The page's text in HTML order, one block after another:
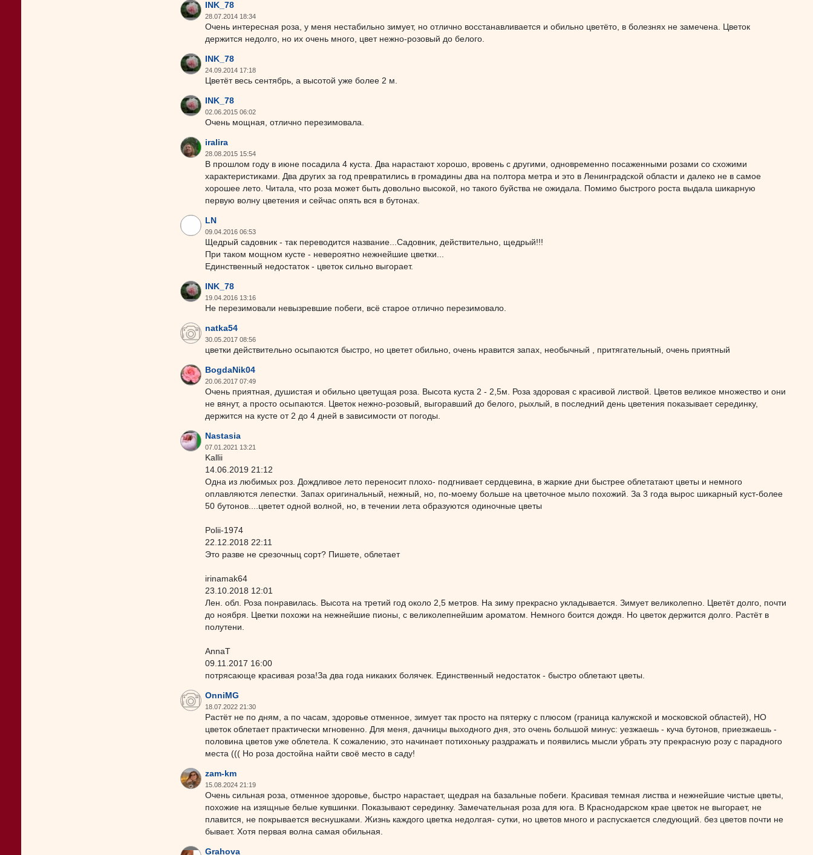
INK_78
28.07.2014 18:34
Очень интересная роза, у меня нестабильно зимует, но отлично восстанавливается и обильно цветёто, в болезнях не замечена. Цветок
держится недолго, но их очень много, цвет нежно-розовый до белого.
INK_78
24.09.2014 17:18
Цветёт весь сентябрь, а высотой уже более 2 м.
INK_78
02.06.2015 06:02
Очень мощная, отлично перезимовала.
iralira
28.08.2015 15:54
В прошлом году в июне посадила 4 куста. Два нарастают хорошо, вровень с другими, одновременно посаженными розами со схожими
характеристиками. Два других за год превратились в громадины два на полтора метра и это в Ленинградской области и далеко не в самое
хорошее лето. Читала, что роза может быть довольно высокой, но такого буйства не ожидала. Помимо быстрого роста выдала шикарную
первую волну цветения и сейчас опять вся в бутонах.
LN
09.04.2016 06:53
Щедрый садовник - так переводится название...Садовник, действительно, щедрый!!!
При таком мощном кусте - невероятно нежнейшие цветки...
Единственный недостаток - цветок сильно выгорает.
INK_78
19.04.2016 13:16
Не перезимовали невызревшие побеги, всё старое отлично перезимовало.
natka54
30.05.2017 08:56
цветки действительно осыпаются быстро, но цветет обильно, очень нравится запах, необычный , притягательный, очень приятный
BogdaNik04
20.06.2017 07:49
Очень приятная, душистая и обильно цветущая роза. Высота куста 2 - 2,5м. Роза здоровая с красивой листвой. Цветов великое множество и они
не вянут, а просто осыпаются. Цветок нежно-розовый, выгоравший до белого, рыхлый, в последний день цветения показывает серединку,
держится на кусте от 2 до 4 дней в зависимости от погоды.
Nastasia
07.01.2021 13:21
Kallii
14.06.2019 21:12
Одна из любимых роз. Дождливое лето переносит плохо- подгнивает сердцевина, в жаркие дни быстрее облетатают цветы и немного
оплавляются лепестки. Запах оригинальный, нежный, но, по-моему больше на цветочное мыло похожий. За 3 года вырос шикарный куст-более
50 бутонов....цветет одной волной, но, в течении лета образуются одиночные цветы
Polii-1974
22.12.2018 22:11
Это разве не срезочныц сорт? Пишете, облетает
irinamak64
23.10.2018 12:01
Лен. обл. Роза понравилась. Высота на третий год около 2,5 метров. На зиму прекрасно укладывается. Зимует великолепно. Цветёт долго, почти
до ноября. Цветки похожи на нежнейшие пионы, с великолепнейшим ароматом. Немного боится дождя. Но цветок держится долго. Растёт в
полутени.
AnnaT
09.11.2017 16:00
потрясающе красивая роза!За два года никаких болячек. Единственный недостаток - быстро облетают цветы.
OnniMG
18.07.2022 21:30
Растёт не по дням, а по часам, здоровье отменное, зимует так просто на пятерку с плюсом (граница калужской и московской областей), НО
цветок облетает практически мгновенно. Для меня, дачницы выходного дня, это очень большой минус: уезжаешь - куча бутонов, приезжаешь -
половина цветов уже облетела. К сожалению, это начинает потихоньку раздражать и появились мысли убрать эту прекрасную розу с парадного
места ((( Но роза достойна найти своё место в саду!
zam-km
15.08.2024 21:19
Очень сильная роза, отменное здоровье, быстро нарастает, щедрая на базальные побеги. Красивая темная листва и нежнейшие чистые цветы,
похожие на изящные белые кувшинки. Показывают серединку. Замечательная роза для юга. В Краснодарском крае цветок не выгорает, не
плавится, не покрывается веснушками. Жизнь каждого цветка недолгая- сутки, но цветов много и распускается следующий. без цветов почти не
бывает. Хотя первая волна самая обильная.
Grahova